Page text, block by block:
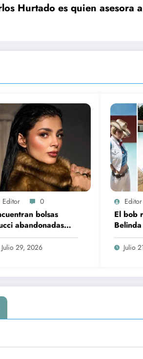
Hurtado es quien asesora
Editor 0
bolsas
abandonadas
robo en casa de
Ruiz
Julio 29, 2026
Editor
El bob
nueva
Vogue
Julio